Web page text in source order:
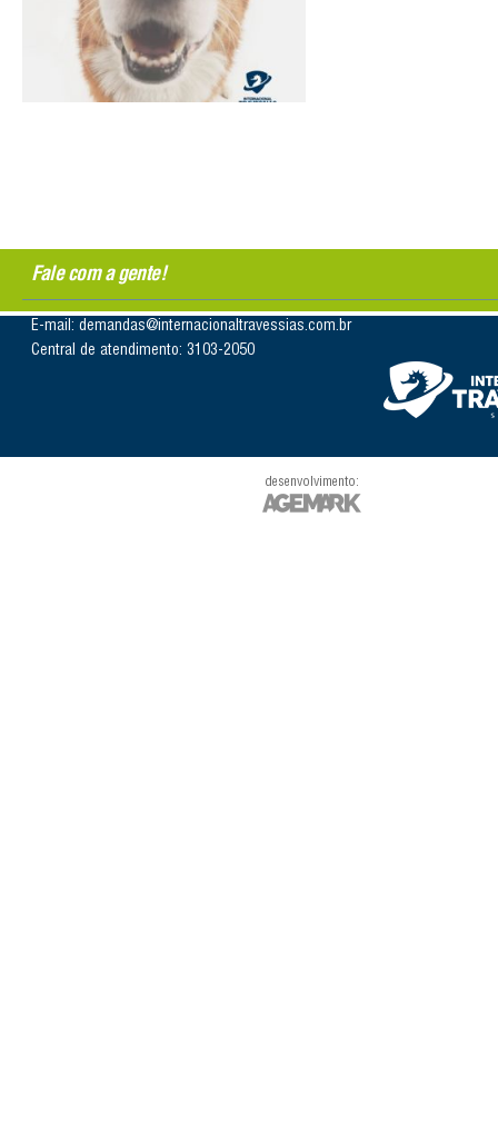
Fale com a gente!
E-mail: demandas@internacionaltravessias.com.br
Central de atendimento: 3103-2050
desenvolvimento: